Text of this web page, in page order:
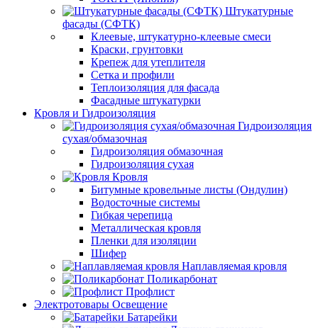
Штукатурные
фасады (СФТК)
Клеевые, штукатурно-клеевые смеси
Краски, грунтовки
Крепеж для утеплителя
Сетка и профили
Теплоизоляция для фасада
Фасадные штукатурки
Кровля и Гидроизоляция
Гидроизоляция
сухая/обмазочная
Гидроизоляция обмазочная
Гидроизоляция сухая
Кровля
Битумные кровельные листы (Ондулин)
Водосточные системы
Гибкая черепица
Металлическая кровля
Пленки для изоляции
Шифер
Наплавляемая кровля
Поликарбонат
Профлист
Электротовары Освещение
Батарейки